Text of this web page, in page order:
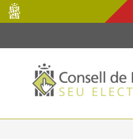
Salta al contingut principal
Consell
de
Mallorca